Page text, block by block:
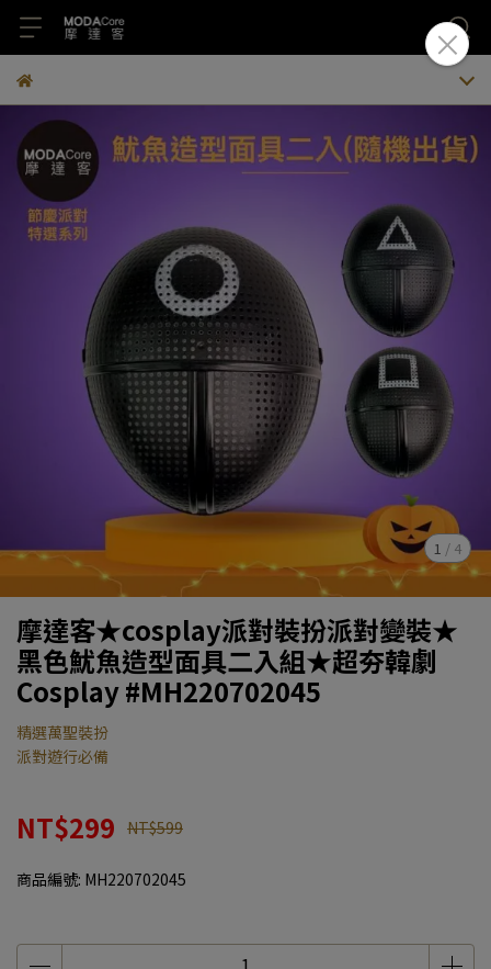
1 / 4
摩達客★cosplay派對裝扮派對變裝★
黑色魷魚造型面具二入組★超夯韓劇
Cosplay #MH220702045
精選萬聖裝扮
派對遊行必備
NT$299 NT$599
商品編號: MH220702045